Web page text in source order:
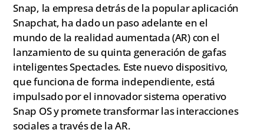
Snap, la empresa detrás de la popular aplicación
Snapchat, ha dado un paso adelante en el
mundo de la realidad aumentada (AR) con el
lanzamiento de su quinta generación de gafas
inteligentes Spectacles. Este nuevo dispositivo,
que funciona de forma independiente, está
impulsado por el innovador sistema operativo
Snap OS y promete transformar las interacciones
sociales a través de la AR.